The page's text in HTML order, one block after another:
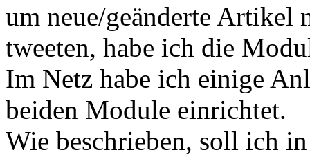
um neue/geänderte Artikel
tweeten, habe ich die
Im Netz habe ich einige
beiden Module einrichtet.
Wie beschrieben, soll ich